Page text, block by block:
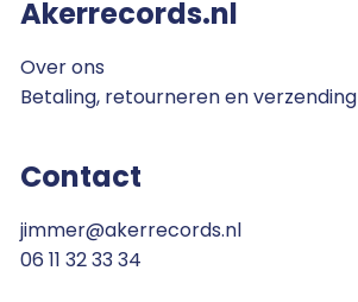
Akerrecords.nl
Over ons
Betaling, retourneren en verzending
Contact
jimmer@akerrecords.nl
06 11 32 33 34